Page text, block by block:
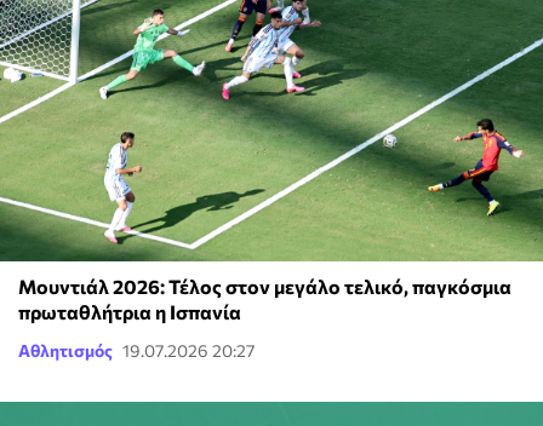
Μουντιάλ 2026: Τέλος στον μεγάλο τελικό, παγκόσμια
πρωταθλήτρια η Ισπανία
Αθλητισμός 19.07.2026 20:27